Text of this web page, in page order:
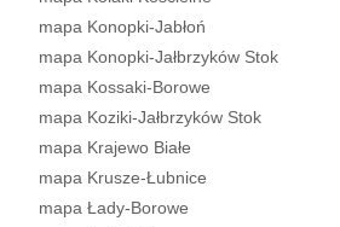
mapa Konopki-Jabłoń
mapa Konopki-Jałbrzyków Stok
mapa Kossaki-Borowe
mapa Koziki-Jałbrzyków Stok
mapa Krajewo Białe
mapa Krusze-Łubnice
mapa Łady-Borowe